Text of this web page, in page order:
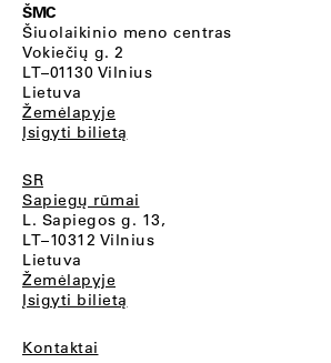
ŠMC
Šiuolaikinio meno centras
Vokiečių g. 2
LT–01130 Vilnius
Lietuva
Žemėlapyje
Įsigyti bilietą
SR
Sapiegų rūmai
L. Sapiegos g. 13,
LT–10312 Vilnius
Lietuva
Žemėlapyje
Įsigyti bilietą
Kontaktai